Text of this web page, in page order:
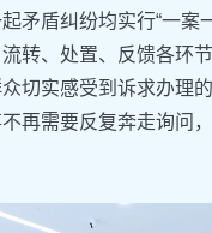
矛盾纠纷均实行“一案
转、处置、反馈各环节
切实感受到诉求办理
再需要反复奔走询问